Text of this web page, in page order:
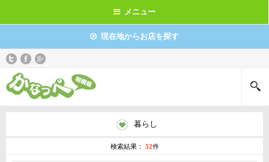
メニュー
現在地からお店を探す
暮らし
検索結果： 52件